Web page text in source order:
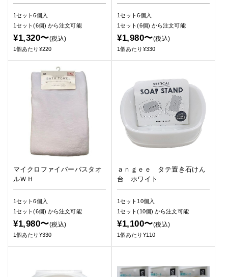
1セット6個入
1セット(6個) から注文可能
¥1,320〜(税込)
1個あたり¥220
1セット6個入
1セット(6個) から注文可能
¥1,980〜(税込)
1個あたり¥330
マイクロファイバーバスタオ
ルＷＨ
1セット6個入
1セット(6個) から注文可能
¥1,980〜(税込)
1個あたり¥330
ａｎｇｅｅ タテ置き石けん
台 ホワイト
1セット10個入
1セット(10個)から注文可能
¥1,100〜(税込)
1個あたり¥110